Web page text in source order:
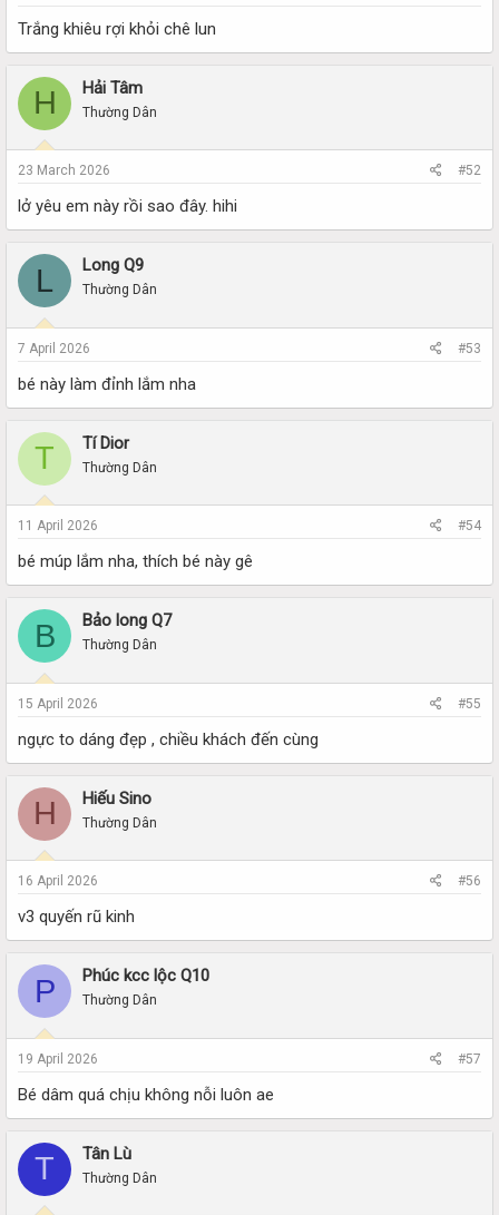
Trắng khiêu rợi khỏi chê lun
H Hải Tâm
Thường Dân
23 March 2026 #52
lở yêu em này rồi sao đây. hihi
L Long Q9
Thường Dân
7 April 2026 #53
bé này làm đỉnh lắm nha
T Tí Dior
Thường Dân
11 April 2026 #54
bé múp lắm nha, thích bé này gê
B Bảo long Q7
Thường Dân
15 April 2026 #55
ngực to dáng đẹp , chiều khách đến cùng
H Hiếu Sino
Thường Dân
16 April 2026 #56
v3 quyến rũ kinh
P Phúc kcc lộc Q10
Thường Dân
19 April 2026 #57
Bé dâm quá chịu không nỗi luôn ae
T Tân Lù
Thường Dân